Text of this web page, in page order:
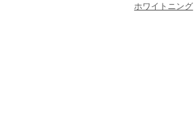
ホワイトニング